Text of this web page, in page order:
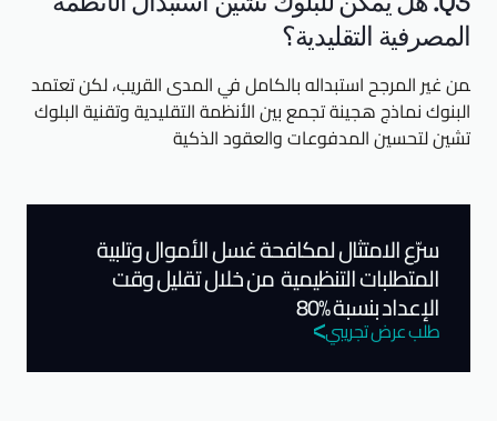
المصرفية التقليدية؟
من غير المرجح استبداله بالكامل في المدى القريب، لكن تعتمد
البنوك نماذج هجينة تجمع بين الأنظمة التقليدية وتقنية البلوك
تشين لتحسين المدفوعات والعقود الذكية
سرّع الامتثال لمكافحة غسل الأموال وتلبية
المتطلبات التنظيمية من خلال تقليل وقت
الإعداد بنسبة %80
طلب عرض تجريبي